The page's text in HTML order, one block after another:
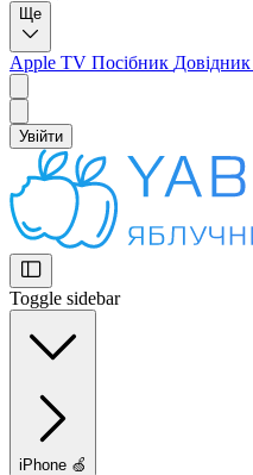
Ще
Apple TV Посібник Довідник
Увійти
Toggle sidebar
iPhone 🍏